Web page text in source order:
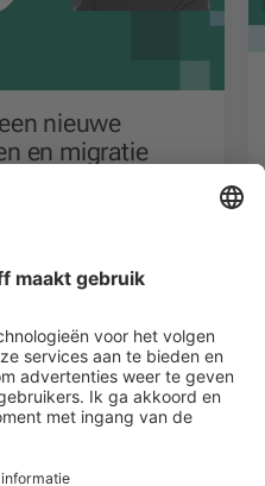
nieuwe
en migratie
Volg ons